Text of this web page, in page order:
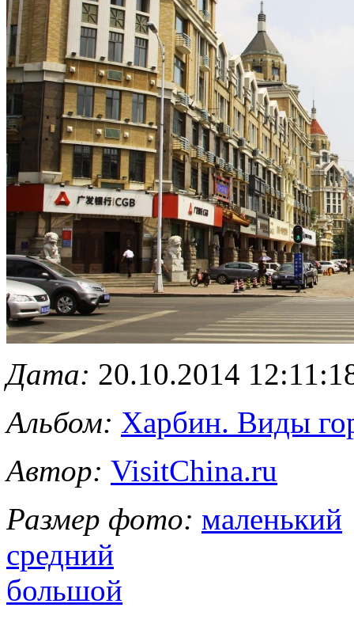
Дата: 20.10.2014
Альбом: Харбин. Виды
Автор: VisitChina.ru
Размер фото: маленький
средний
большой